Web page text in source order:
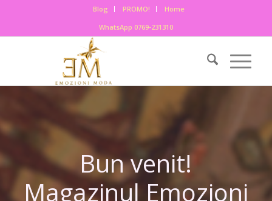
Blog PROMO!
Home
WhatsApp 0769-231310
Bun venit!
Magazinul Emozioni